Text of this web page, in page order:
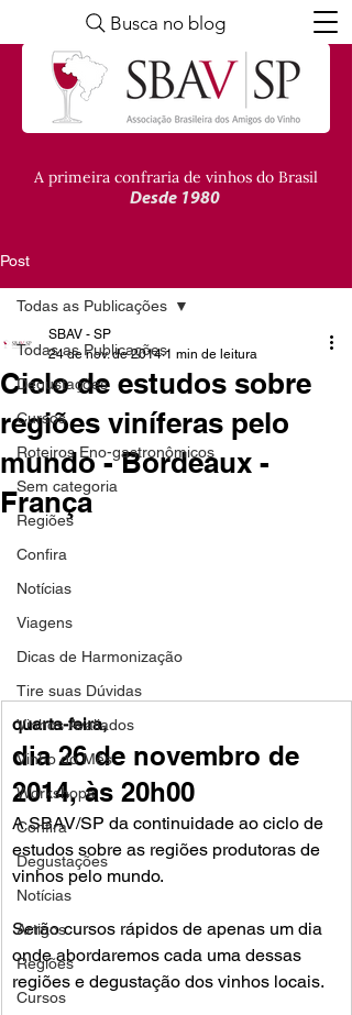
A primeira confraria de vinhos do Brasil
Desde 1980
Busca no blog
Post
Todas as Publicações
Degustações
Cursos
Roteiros Eno-gastronômicos
Sem categoria
Regiões
Confira
Notícias
Viagens
Dicas de Harmonização
Tire suas Dúvidas
Vinhos Avaliados
Vinho do Mês
Workshops
Confira
Degustações
Notícias
Artigos
Regiões
Cursos
Todas as Publicações
Ciclo de estudos sobre
regiões viníferas pelo
mundo - Bordeaux -
França
SBAV - SP
24 de nov. de 2014 1 min de leitura
quarta-feira,
dia 26 de novembro de
2014, às 20h00
A SBAV/SP da continuidade ao ciclo de
estudos sobre as regiões produtoras de
vinhos pelo mundo.
Serão cursos rápidos de apenas um dia
onde abordaremos cada uma dessas
regiões e degustação dos vinhos locais.